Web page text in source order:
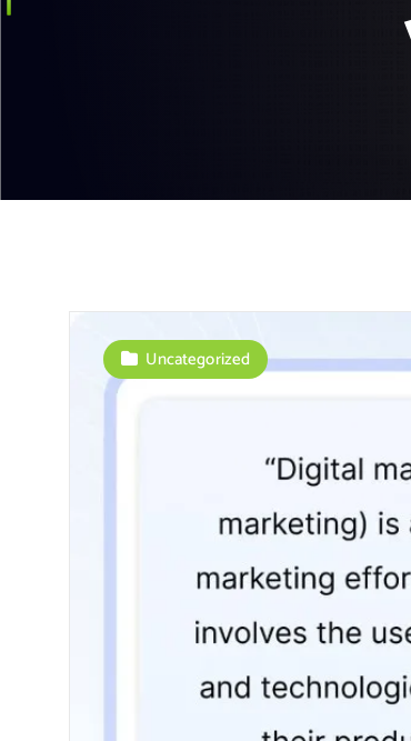
Uncategorized